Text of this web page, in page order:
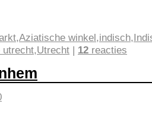
,Aziatische winkel,indisch,
utrecht,Utrecht | 12 reacties